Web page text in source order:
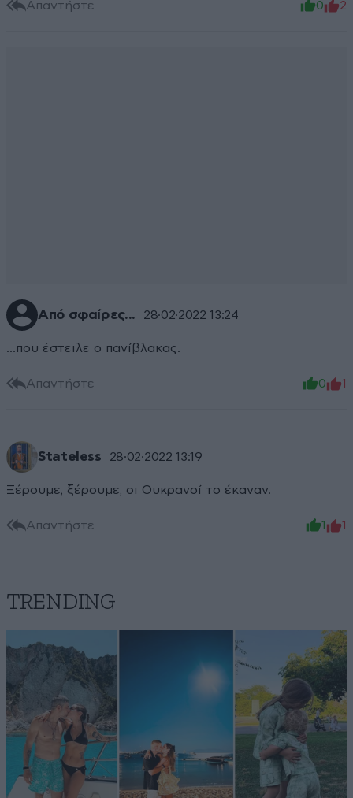
Απαντήστε 0 2
Από σφαίρες... 28·02·2022 13:24
...που έστειλε ο πανίβλακας.
Απαντήστε 0 1
Stateless 28·02·2022 13:19
Ξέρουμε, ξέρουμε, οι Ουκρανοί το έκαναν.
Απαντήστε 1 1
TRENDING